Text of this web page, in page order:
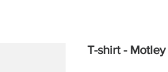
T-shirt -